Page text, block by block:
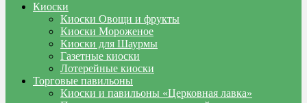
Киоски
Киоски Овощи и фрукты
Киоски Мороженое
Киоски для Шаурмы
Газетные киоски
Лотерейные киоски
Торговые павильоны
Киоски и павильоны «Церковная лавка»